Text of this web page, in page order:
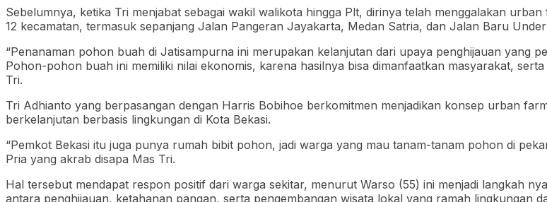
Sebelumnya, ketika Tri menjabat sebagai wakil walikota hingga Plt, dirinya telah menggalakan
12 kecamatan, termasuk sepanjang Jalan Pangeran Jayakarta, Medan Satria, dan Jalan Baru
“Penanaman pohon buah di Jatisampurna ini merupakan kelanjutan dari upaya penghijauan yang
Pohon-pohon buah ini memiliki nilai ekonomis, karena hasilnya bisa dimanfaatkan masyarakat,
Tri.
Tri Adhianto yang berpasangan dengan Harris Bobihoe berkomitmen menjadikan konsep urban
berkelanjutan berbasis lingkungan di Kota Bekasi.
“Pemkot Bekasi itu juga punya rumah bibit pohon, jadi warga yang mau tanam-tanam pohon di
Pria yang akrab disapa Mas Tri.
Hal tersebut mendapat respon positif dari warga sekitar, menurut Warso (55) ini menjadi langkah
antara penghijauan, ketahanan pangan, serta pengembangan wisata lokal yang ramah lingkungan